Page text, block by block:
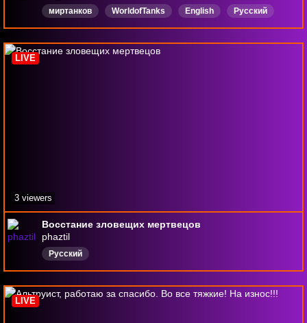
миртанков WorldofTanks English
Русский
общение
Восстание зловещих мертвецов
phaztil
Русский
LIVE
3 viewers
LIVE